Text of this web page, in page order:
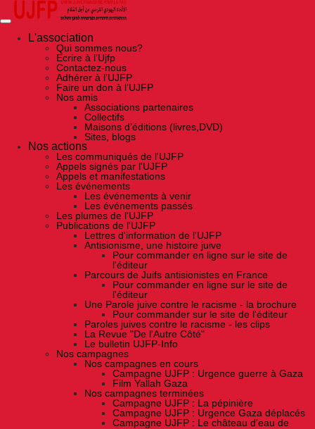
Skip
the
contentL'association
Qui sommes nous?
Ecrire à l’Ujfp
Contactez-nous
Adhérer à l’UJFP
Faire un don à l’UJFP
Nos amis
Associations partenaires
Collectifs
Maisons d’éditions (livres,DVD)
Sites, blogs
Nos actions
Les communiqués de l'UJFP
Appels signés par l'UJFP
Appels et manifestations
Les événements
Les événements à venir
Les événements passés
Les plumes de l'UJFP
Publications de l'UJFP
Lettres d'information de l'UJFP
Antisionisme, une histoire juive
Pour commander en ligne sur le site de
l'éditeur
Parcours de Juifs antisionistes en France
Pour commander en ligne sur le site de
l'éditeur
Une Parole juive contre le racisme - la brochure
Pour commander sur le site de l'éditeur
Paroles juives contre le racisme - les clips
La Revue "De l'Autre Côté"
Le bulletin UJFP-Info
Nos campagnes
Nos campagnes en cours
Campagne UJFP : Urgence guerre à Gaza
Film Yallah Gaza
Nos campagnes terminées
Campagne UJFP : La pépinière
Campagne UJFP : Urgence Gaza déplacés
Campagne UJFP : Le château d'eau de